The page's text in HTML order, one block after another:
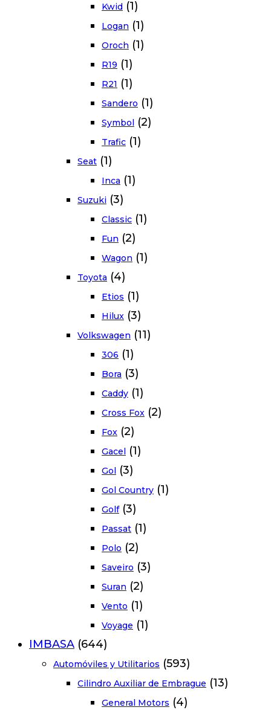
Kwid (1)
Logan (1)
Oroch (1)
R19 (1)
R21 (1)
Sandero (1)
Symbol (2)
Trafic (1)
Seat (1)
Inca (1)
Suzuki (3)
Classic (1)
Fun (2)
Wagon (1)
Toyota (4)
Etios (1)
Hilux (3)
Volkswagen (11)
306 (1)
Bora (3)
Caddy (1)
Cross Fox (2)
Fox (2)
Gacel (1)
Gol (3)
Gol Country (1)
Golf (3)
Passat (1)
Polo (2)
Saveiro (3)
Suran (2)
Vento (1)
Voyage (1)
IMBASA (644)
Automóviles y Utilitarios (593)
Cilindro Auxiliar de Embrague (13)
General Motors (4)